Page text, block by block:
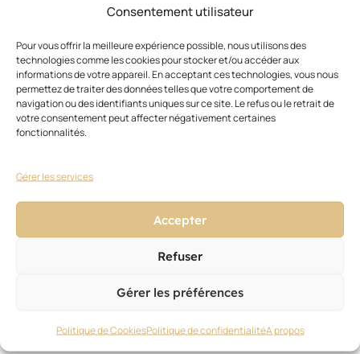
Consentement utilisateur
Pour vous offrir la meilleure expérience possible, nous utilisons des
technologies comme les cookies pour stocker et/ou accéder aux
informations de votre appareil. En acceptant ces technologies, vous nous
permettez de traiter des données telles que votre comportement de
navigation ou des identifiants uniques sur ce site. Le refus ou le retrait de
votre consentement peut affecter négativement certaines
fonctionnalités.
Gérer les services
Accepter
Refuser
Gérer les préférences
Politique de CookiesPolitique de confidentialitéA propos
de
Jean
Seberg
dans
«
A
souffle
crinière